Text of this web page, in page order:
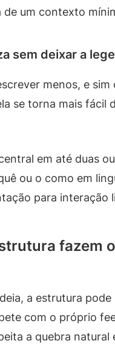
um contexto
sem deixar a
menos, e
se torna mais fácil
em até duas
ou o como em
para interação
fazem
a estrutura
com o próprio
a quebra